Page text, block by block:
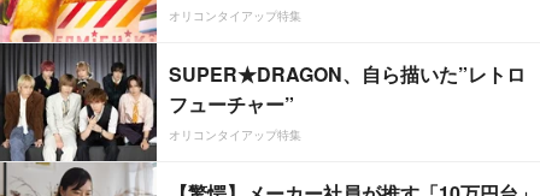
オリコンタイアップ特集
SUPER★DRAGON、自ら描いた”レトロ
フューチャー”
オリコンタイアップ特集